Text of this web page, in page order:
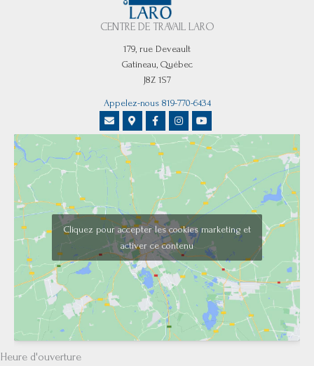
CENTRE DE TRAVAIL LARO
179, rue Deveault
Gatineau, Québec
J8Z 1S7
Appelez-nous 819-770-6434
Cliquez pour accepter les cookies marketing et
activer ce contenu
Heure d'ouverture